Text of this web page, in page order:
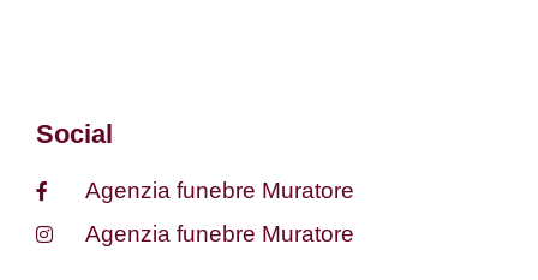
Social
Agenzia funebre Muratore
Agenzia funebre Muratore